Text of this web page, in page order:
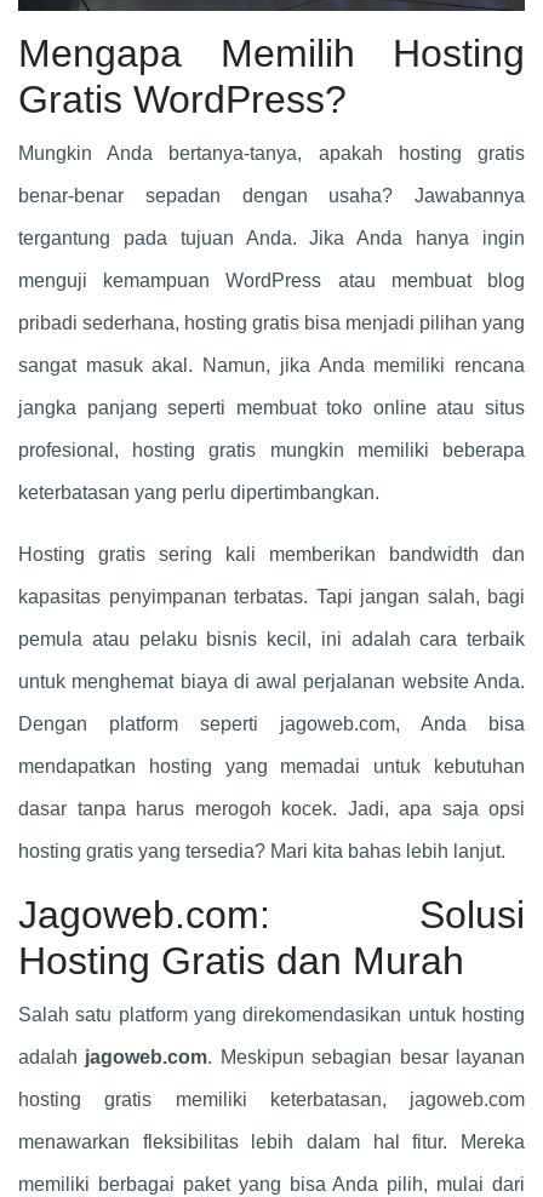
Mengapa Memilih Hosting
Gratis WordPress?
Mungkin Anda bertanya-tanya, apakah hosting gratis
benar-benar sepadan dengan usaha? Jawabannya
tergantung pada tujuan Anda. Jika Anda hanya ingin
menguji kemampuan WordPress atau membuat blog
pribadi sederhana, hosting gratis bisa menjadi pilihan yang
sangat masuk akal. Namun, jika Anda memiliki rencana
jangka panjang seperti membuat toko online atau situs
profesional, hosting gratis mungkin memiliki beberapa
keterbatasan yang perlu dipertimbangkan.
Hosting gratis sering kali memberikan bandwidth dan
kapasitas penyimpanan terbatas. Tapi jangan salah, bagi
pemula atau pelaku bisnis kecil, ini adalah cara terbaik
untuk menghemat biaya di awal perjalanan website Anda.
Dengan platform seperti jagoweb.com, Anda bisa
mendapatkan hosting yang memadai untuk kebutuhan
dasar tanpa harus merogoh kocek. Jadi, apa saja opsi
hosting gratis yang tersedia? Mari kita bahas lebih lanjut.
Jagoweb.com: Solusi
Hosting Gratis dan Murah
Salah satu platform yang direkomendasikan untuk hosting
adalah jagoweb.com. Meskipun sebagian besar layanan
hosting gratis memiliki keterbatasan, jagoweb.com
menawarkan fleksibilitas lebih dalam hal fitur. Mereka
memiliki berbagai paket yang bisa Anda pilih, mulai dari